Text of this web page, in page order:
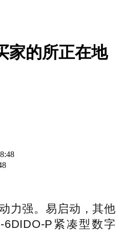
家的所正在地
强。易启动，其他
P紧凑型数字